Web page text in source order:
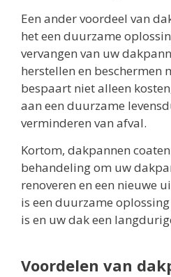
Een ander voordeel van
het een duurzame
vervangen van uw
herstellen en beschermen
bespaart niet alleen
aan een duurzame
verminderen van afval.
Kortom, dakpannen
behandeling om uw
renoveren en een nieuwe
is een duurzame
is en uw dak een
Voordelen van